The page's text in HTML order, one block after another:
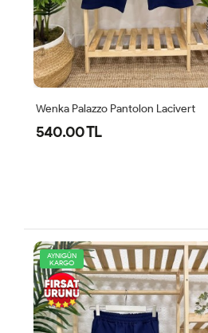
Wenka Palazzo Pantolon Lacivert
540.00 TL
AYNIGÜN
KARGO